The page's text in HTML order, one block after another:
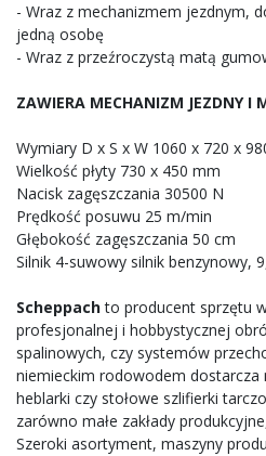
- Wraz z mechanizmem jezdnym,
jedną osobę
- Wraz z przeźroczystą matą
ZAWIERA MECHANIZM JEZDNY I
Wymiary D x S x W 1060 x 720 x
Wielkość płyty 730 x 450 mm
Nacisk zagęszczania 30500 N
Prędkość posuwu 25 m/min
Głębokość zagęszczania 50 cm
Silnik 4-suwowy silnik benzynowy,
Scheppachto producent sprzętu
profesjonalnej i hobbystycznej
spalinowych, czy systemów
niemieckim rodowodem dostarcza
heblarki czy stołowe szlifierki
zarówno małe zakłady
Szeroki asortyment, maszyny